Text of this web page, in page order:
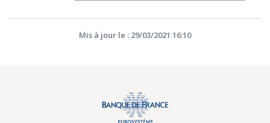
Mis à jour le : 29/03/2021 16:10